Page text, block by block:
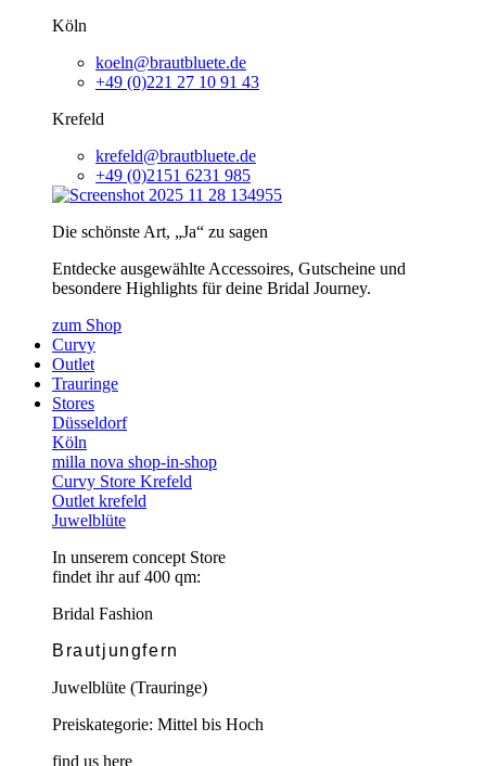
Köln
koeln@brautbluete.de
+49 (0)221 27 10 91 43
Krefeld
krefeld@brautbluete.de
+49 (0)2151 6231 985
Die schönste Art, „Ja“ zu sagen
Entdecke ausgewählte Accessoires, Gutscheine und
besondere Highlights für deine Bridal Journey.
zum Shop
Curvy
Outlet
Trauringe
Stores
Düsseldorf
Köln
milla nova shop-in-shop
Curvy Store Krefeld
Outlet krefeld
Juwelblüte
In unserem concept Store
findet ihr auf 400 qm:
Bridal Fashion
Brautjungfern
Juwelblüte (Trauringe)
Preiskategorie: Mittel bis Hoch
find us here